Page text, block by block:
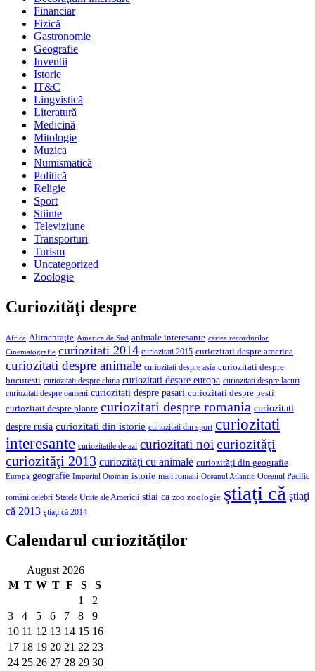
Financiar
Fizică
Gastronomie
Geografie
Inventii
Istorie
IT&C
Lingvistică
Literatură
Medicină
Mitologie
Muzica
Numismatică
Politică
Religie
Sport
Stiinte
Televiziune
Transporturi
Turism
Uncategorized
Zoologie
Curiozităţi despre
Africa Alimentaţie America de Sud animale interesante cartea recordurilor
Cinematografie curiozitati 2014 curiozitati 2015 curiozitati despre america
curiozitati despre animale curiozitati despre asia curiozitati despre
bucuresti curiozitati despre china curiozitati despre europa curiozitati despre lacuri
curiozitati despre oameni curiozitati despre pasari curiozitati despre pesti
curiozitati despre plante curiozitati despre romania curiozitati
despre rusia curiozitati din istorie curiozitati din sport curiozitati
interesante curiozitatile de azi curiozitati noi curiozităţi
curiozităţi 2013 curiozităţi cu animale curiozităţi din geografie
Europa geografie Imperiul Otoman istorie mari romani Oceanul Atlantic Oceanul Pacific
români celebri Statele Unite ale Americii stiai ca zoo zoologie ştiaţi că ştiaţi
că 2013 ştiaţi că 2014
Calendarul curiozităţilor
August 2026
M T W T F S
S
1
2
3
4 5 6 7 8
9
10 11 12 13 14 15 16
17 18 19 20 21 22 23
24 25 26 27 28 29 30